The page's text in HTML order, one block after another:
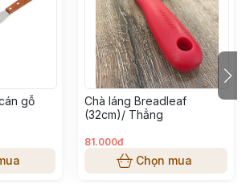
gỗ
Chà láng Breadleaf
(32cm)/ Thẳng
81.000đ
Chọn mua